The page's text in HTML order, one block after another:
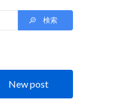
New post